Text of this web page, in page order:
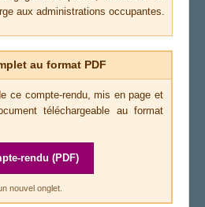
aux administrations occupantes.
au format PDF
ce compte-rendu, mis en page et
téléchargeable au format
rendu (PDF)
nouvel onglet.